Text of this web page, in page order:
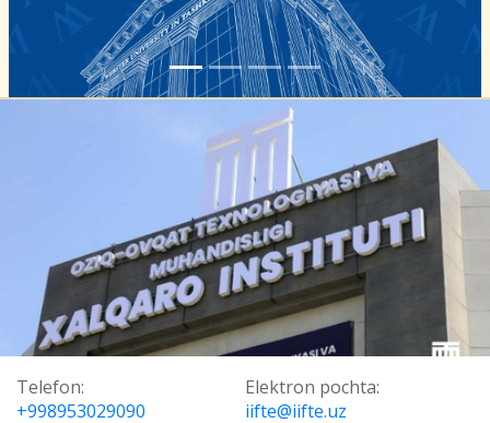
Telefon:
+998953029090
Elektron pochta:
iifte@iifte.uz